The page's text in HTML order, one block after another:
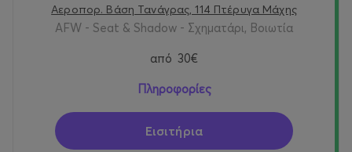
Αεροπορ. Βάση Τανάγρας, 114 Πτέρυγα Μάχης
AFW - Seat & Shadow - Σχηματάρι, Βοιωτία
από 30€
Πληροφορίες
Εισιτήρια